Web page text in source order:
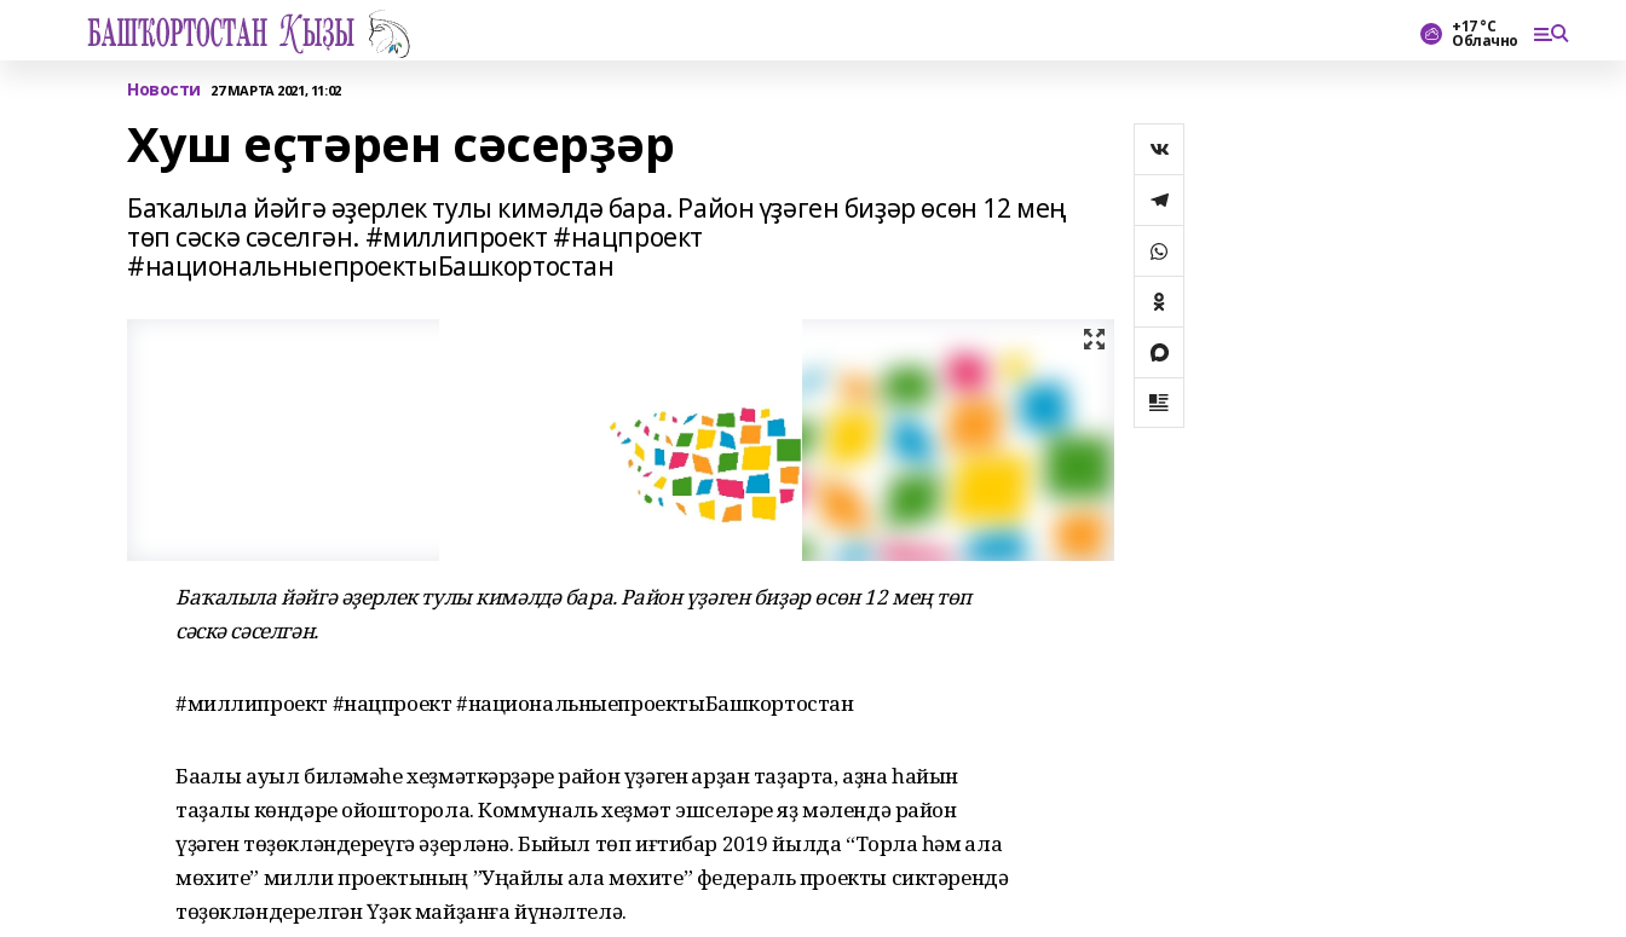
+17 °С
Облачно
Новости 27 МАРТА 2021, 11:02
Хуш еҫтәрен сәсерҙәр
Баҡалыла йәйгә әҙерлек тулы кимәлдә бара. Район үҙәген биҙәр өсөн 12 мең
төп сәскә сәселгән. #миллипроект #нацпроект
#национальныепроектыБашкортостан
Баҡалыла йәйгә әҙерлек тулы кимәлдә бара. Район үҙәген биҙәр өсөн 12 мең төп
сәскә сәселгән.
#миллипроект #нацпроект #национальныепроектыБашкортостан
Баҡалы ауыл биләмәһе хеҙмәткәрҙәре район үҙәген ҡарҙан таҙарта, аҙна һайын
таҙалыҡ көндәре ойошторола. Коммуналь хеҙмәт эшселәре яҙ мәлендә район
үҙәген төҙөкләндереүгә әҙерләнә. Быйыл төп иғтибар 2019 йылда “Торлаҡ һәм ҡала
мөхите” милли проектының ”Уңайлы ҡала мөхите” федераль проекты сиктәрендә
төҙөкләндерелгән Үҙәк майҙанға йүнәлтелә.